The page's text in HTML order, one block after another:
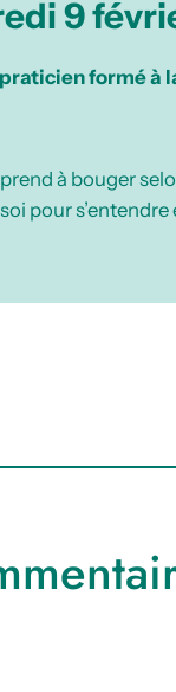
9
formé à
à bouger
pour s’entendre